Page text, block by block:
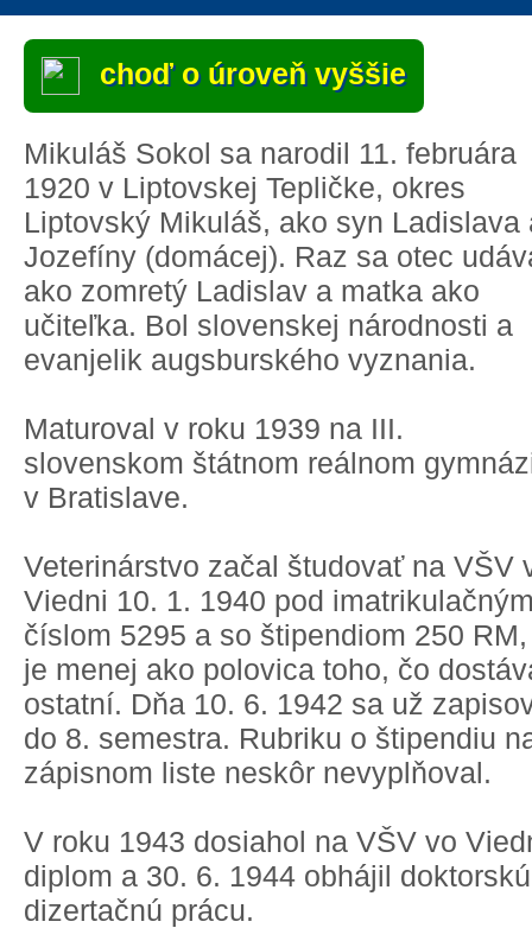
choď o úroveň vyššie
Mikuláš Sokol sa narodil 11. februára
1920 v Liptovskej Tepličke, okres
Liptovský Mikuláš, ako syn Ladislava
Jozefíny (domácej). Raz sa otec
ako zomretý Ladislav a matka ako
učiteľka. Bol slovenskej národnosti a
evanjelik augsburského vyznania.
Maturoval v roku 1939 na III.
slovenskom štátnom reálnom
v Bratislave.
Veterinárstvo začal študovať na VŠV
Viedni 10. 1. 1940 pod
číslom 5295 a so štipendiom 250
je menej ako polovica toho, čo
ostatní. Dňa 10. 6. 1942 sa už
do 8. semestra. Rubriku o štipendiu
zápisnom liste neskôr nevyplňoval.
V roku 1943 dosiahol na VŠV vo
diplom a 30. 6. 1944 obhájil doktorskú
dizertačnú prácu.